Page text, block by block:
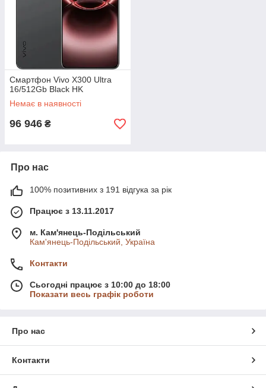
Смартфон Vivo X300 Ultra
16/512Gb Black HK
Немає в наявності
96 946 ₴
Про нас
100% позитивних з 191 відгука за рік
Працює з 13.11.2017
м. Кам'янець-Подільський
Кам'янець-Подільський, Україна
Контакти
Сьогодні працює з 10:00 до 18:00
Показати весь графік роботи
Про нас
Контакти